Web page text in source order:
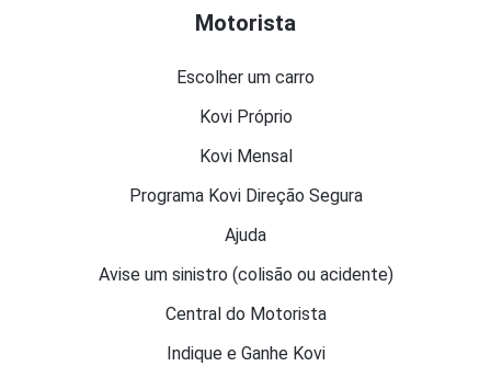
Motorista
Escolher um carro
Kovi Próprio
Kovi Mensal
Programa Kovi Direção Segura
Ajuda
Avise um sinistro (colisão ou acidente)
Central do Motorista
Indique e Ganhe Kovi